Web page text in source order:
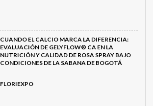
CUANDO EL CALCIO MARCA LA DIFERENCIA:
EVALUACIÓN DE GELYFLOW® CA EN LA
NUTRICIÓN Y CALIDAD DE ROSA SPRAY BAJO
CONDICIONES DE LA SABANA DE BOGOTÁ
FLORIEXPO